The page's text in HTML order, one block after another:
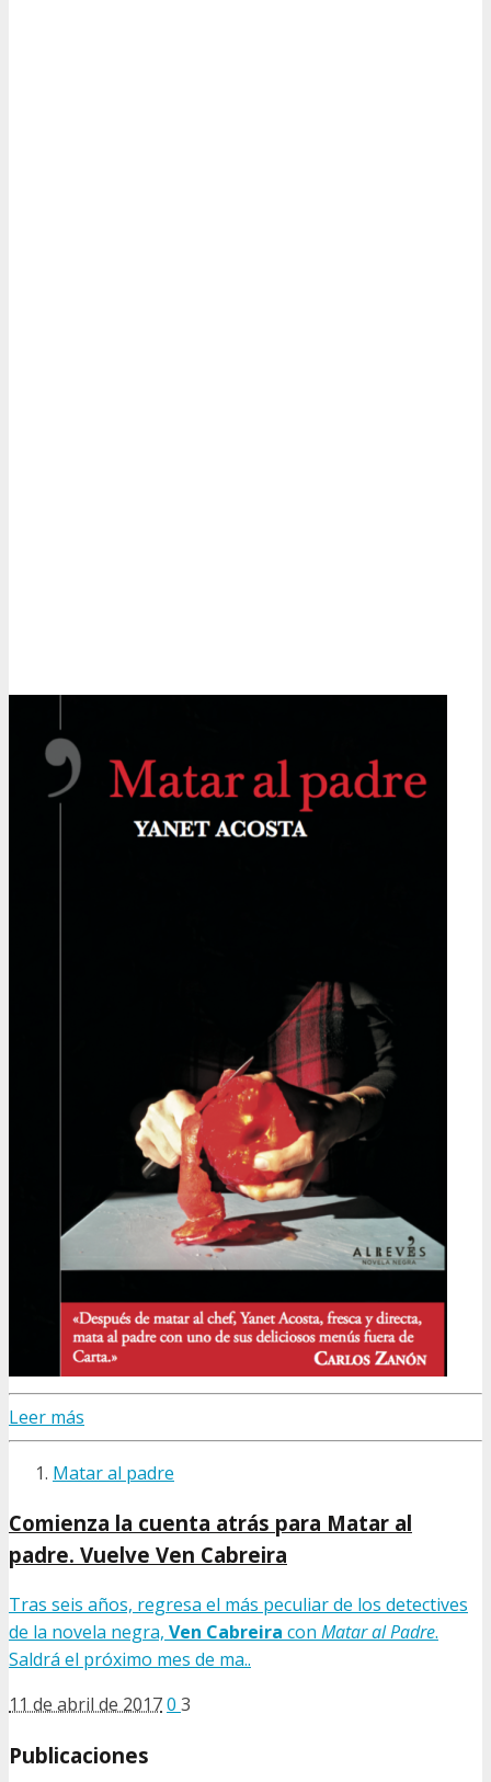
Leer más
Matar al padre
Comienza la cuenta atrás para Matar al
padre. Vuelve Ven Cabreira
Tras seis años, regresa el más peculiar de los detectives
de la novela negra, Ven Cabreira con Matar al Padre.
Saldrá el próximo mes de ma..
11 de abril de 20170 3
Publicaciones